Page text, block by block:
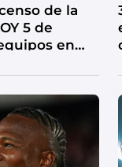
de la
5 de
en